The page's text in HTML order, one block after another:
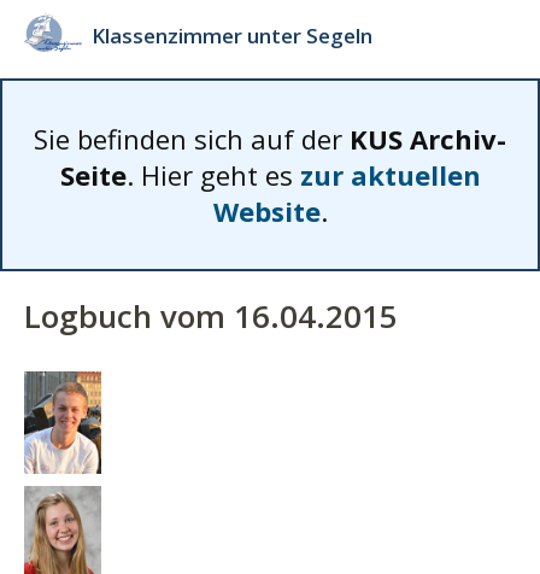
Klassenzimmer unter Segeln
Sie befinden sich auf der KUS Archiv-
Seite. Hier geht es zur aktuellen
Website.
Logbuch vom 16.04.2015